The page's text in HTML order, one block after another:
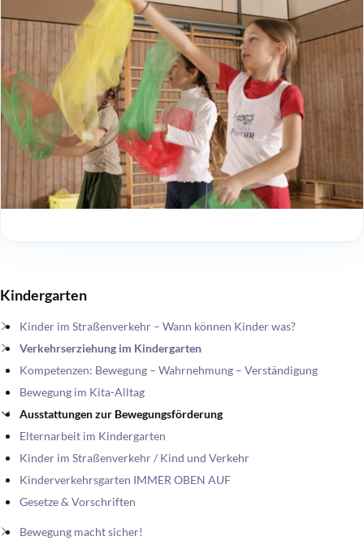
Kindergarten
Kinder im Straßenverkehr – Wann können Kinder was?
Verkehrserziehung im Kindergarten
Kompetenzen: Bewegung – Wahrnehmung – Verständigung
Bewegung im Kita-Alltag
Ausstattungen zur Bewegungsförderung
Elternarbeit im Kindergarten
Kinder im Straßenverkehr / Kind und Verkehr
Kinderverkehrsgarten IMMER OBEN AUF
Gesetze & Vorschriften
Bewegung macht sicher!